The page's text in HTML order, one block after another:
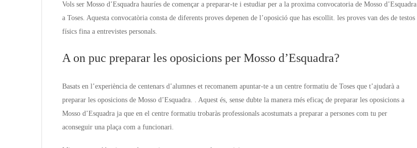
Vols ser Mosso d’Esquadra hauríes de començar a preparar-te i estudiar per a la proxima convocatoria de Mosso d’Esquadra
a Toses. Aquesta convocatòria consta de diferents proves depenen de l’oposició que has escollit. les proves van des de testos
físics fina a entrevistes personals.
A on puc preparar les oposicions per Mosso d’Esquadra?
Basats en l’experiència de centenars d’alumnes et recomanem apuntar-te a un centre formatiu de Toses que t’ajudarà a
preparar les oposicions de Mosso d’Esquadra. . Aquest és, sense dubte la manera més eficaç de preparar les oposicions a
Mosso d’Esquadra ja que en el centre formatiu trobaràs professionals acostumats a preparar a persones com tu per
aconseguir una plaça com a funcionari.